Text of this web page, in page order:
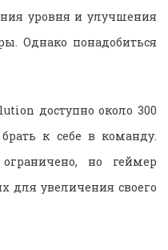
уровня и улучшения
Однако понадобиться
доступно около 300
к себе в команду.
но геймер
для увеличения своего